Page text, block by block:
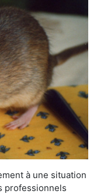
à une situation
professionnels